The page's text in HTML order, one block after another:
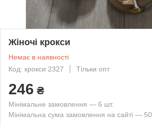
Жіночі крокси
Немає в наявності
Код: крокси 2327
Тільки опт
246 ₴
Мінімальне замовлення — 6 шт.
Мінімальна сума замовлення на сайті —